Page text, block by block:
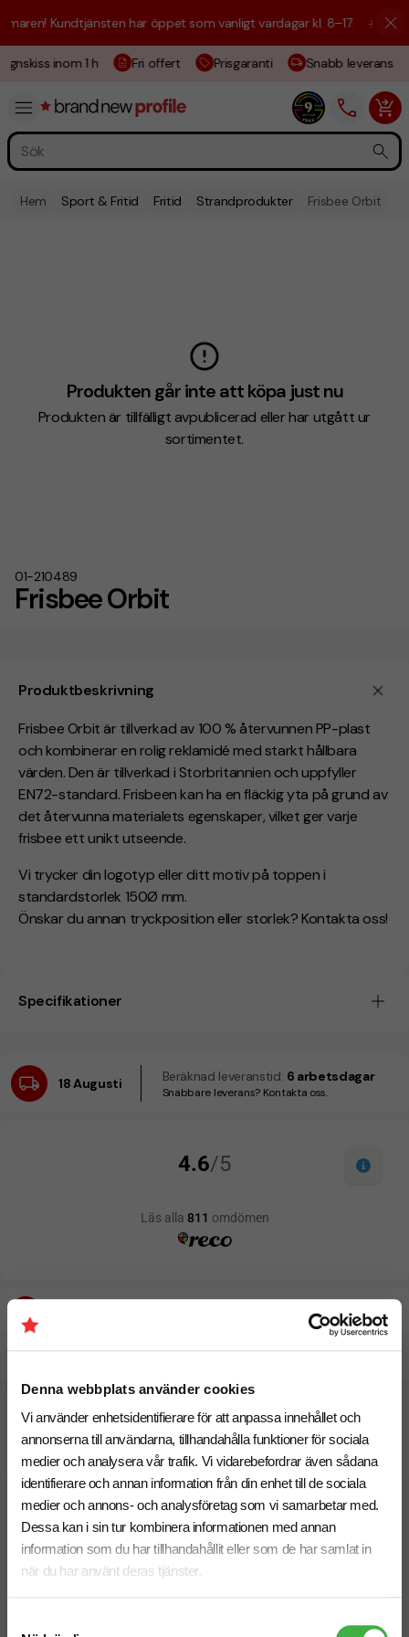
Denna webbplats använder cookies
Vi använder enhetsidentifierare för att anpassa innehållet och
annonserna till användarna, tillhandahålla funktioner för sociala
medier och analysera vår trafik. Vi vidarebefordrar även sådana
identifierare och annan information från din enhet till de sociala
medier och annons- och analysföretag som vi samarbetar med.
Dessa kan i sin tur kombinera informationen med annan
information som du har tillhandahållit eller som de har samlat in
när du har använt deras tjänster.
Kundtjänsten har öppet som vanligt vardagar kl. 8–17. ☀️ Vi är
inom 1 h Fri offert Prisgaranti Snabb leverans
Hem Sport & Fritid Fritid Strandprodukter Frisbee Orbit
Frisbee Orbit
01-210489
Produkten går inte att köpa just nu
Produkten är tillfälligt avpublicerad eller har utgått ur
sortimentet.
Produktbeskrivning
Frisbee Orbit är tillverkad av 100 % återvunnen PP-plast
och kombinerar en rolig reklamidé med starkt hållbara
värden. Den är tillverkad i Storbritannien och uppfyller
EN72-standard. Frisbeen kan ha en fläckig yta på grund av
det återvunna materialets egenskaper, vilket ger varje
frisbee ett unikt utseende.
Vi trycker din logotyp eller ditt motiv på toppen i
standardstorlek 150Ø mm.
Önskar du annan tryckposition eller storlek? Kontakta oss!
Specifikationer
18 Augusti Beräknad leveranstid: 6 arbetsdagar
Snabbare leverans? Kontakta oss.
Snabb leverans
Vi hjälper dig gärna!